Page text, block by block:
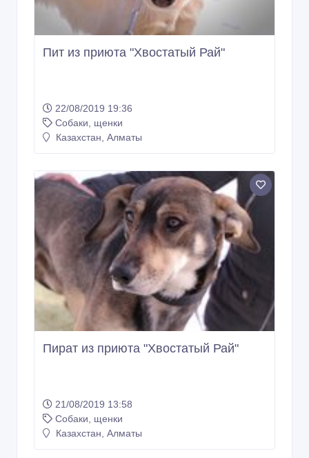
Пит из приюта "Хвостатый Рай"
22/08/2019 19:36
Собаки, щенки
Казахстан, Алматы
Пират из приюта "Хвостатый Рай"
21/08/2019 13:58
Собаки, щенки
Казахстан, Алматы